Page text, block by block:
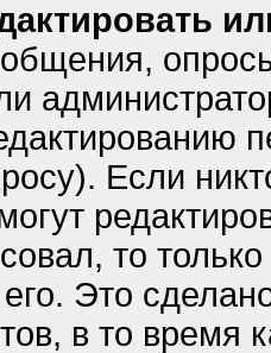
Если
то
его. Это
в то время